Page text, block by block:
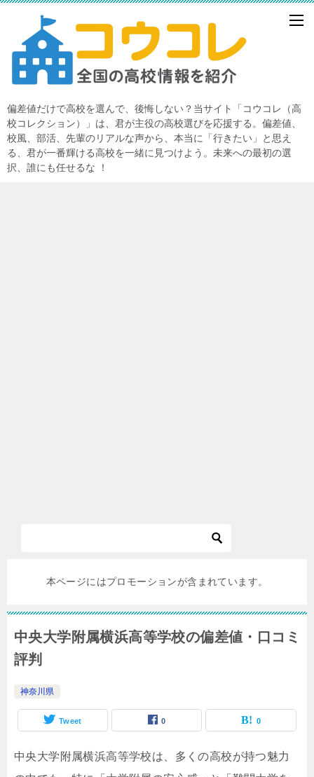
偏差値だけで高校を選んで、後悔しない？当サイト「コウコレ（高
校コレクション）」は、君が主役の高校選びを応援する。偏差値、
校風、部活、先輩のリアルな声から、本当に「行きたい」と思え
る、君が一番輝ける高校を一緒に見つけよう。未来への最初の選
択、誰にも任せるな ！
本ページにはプロモーションが含まれています。
中央大学附属横浜高等学校の偏差値・口コミ
評判
神奈川県
Tweet 0 0
中央大学附属横浜高等学校は、多くの高校が持つ魅力